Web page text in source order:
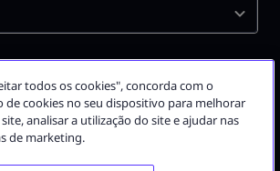
Tributária N.º 3075
dogrupo Visma
todos os cookies", concorda com o
de cookies no seu dispositivo para melhorar
analisar a utilização do site e ajudar nas
de marketing.